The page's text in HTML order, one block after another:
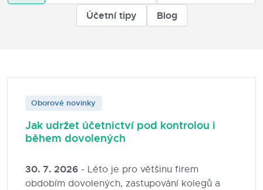
Podpora
Účetní tipy
Blog
Oborové novinky
Jak udržet účetnictví pod kontrolou i
během dovolených
30. 7. 2026 - Léto je pro většinu firem
obdobím dovolených, zastupování kolegů a